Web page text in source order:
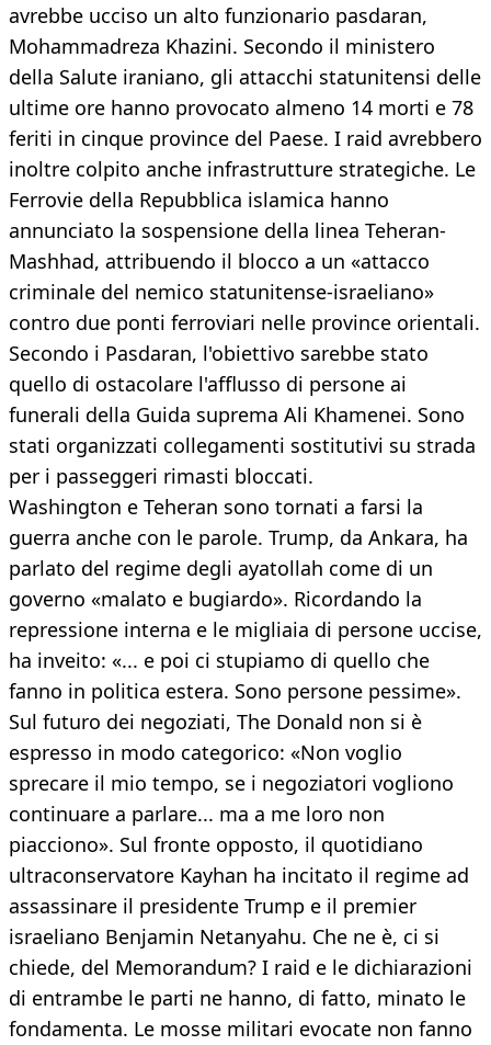
avrebbe ucciso un alto funzionario pasdaran,
Mohammadreza Khazini. Secondo il ministero
della Salute iraniano, gli attacchi statunitensi delle
ultime ore hanno provocato almeno 14 morti e 78
feriti in cinque province del Paese. I raid avrebbero
inoltre colpito anche infrastrutture strategiche. Le
Ferrovie della Repubblica islamica hanno
annunciato la sospensione della linea Teheran-
Mashhad, attribuendo il blocco a un «attacco
criminale del nemico statunitense-israeliano»
contro due ponti ferroviari nelle province orientali.
Secondo i Pasdaran, l'obiettivo sarebbe stato
quello di ostacolare l'afflusso di persone ai
funerali della Guida suprema Ali Khamenei. Sono
stati organizzati collegamenti sostitutivi su strada
per i passeggeri rimasti bloccati.
Washington e Teheran sono tornati a farsi la
guerra anche con le parole. Trump, da Ankara, ha
parlato del regime degli ayatollah come di un
governo «malato e bugiardo». Ricordando la
repressione interna e le migliaia di persone uccise,
ha inveito: «... e poi ci stupiamo di quello che
fanno in politica estera. Sono persone pessime».
Sul futuro dei negoziati, The Donald non si è
espresso in modo categorico: «Non voglio
sprecare il mio tempo, se i negoziatori vogliono
continuare a parlare... ma a me loro non
piacciono». Sul fronte opposto, il quotidiano
ultraconservatore Kayhan ha incitato il regime ad
assassinare il presidente Trump e il premier
israeliano Benjamin Netanyahu. Che ne è, ci si
chiede, del Memorandum? I raid e le dichiarazioni
di entrambe le parti ne hanno, di fatto, minato le
fondamenta. Le mosse militari evocate non fanno